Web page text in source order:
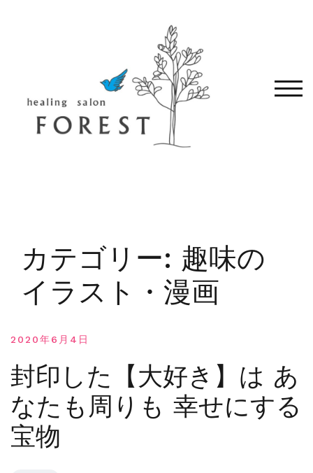
モバ
カテゴリー: 趣味の
イラスト・漫画
2020年6月4日
封印した【大好き】は あ
なたも周りも 幸せにする
宝物